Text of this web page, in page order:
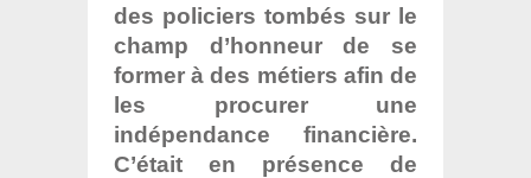
des policiers tombés sur le
champ d’honneur de se
former à des métiers afin de
les procurer une
indépendance financière.
C’était en présence de